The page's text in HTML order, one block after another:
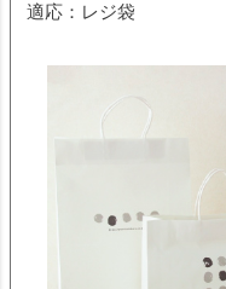
適応：レジ袋